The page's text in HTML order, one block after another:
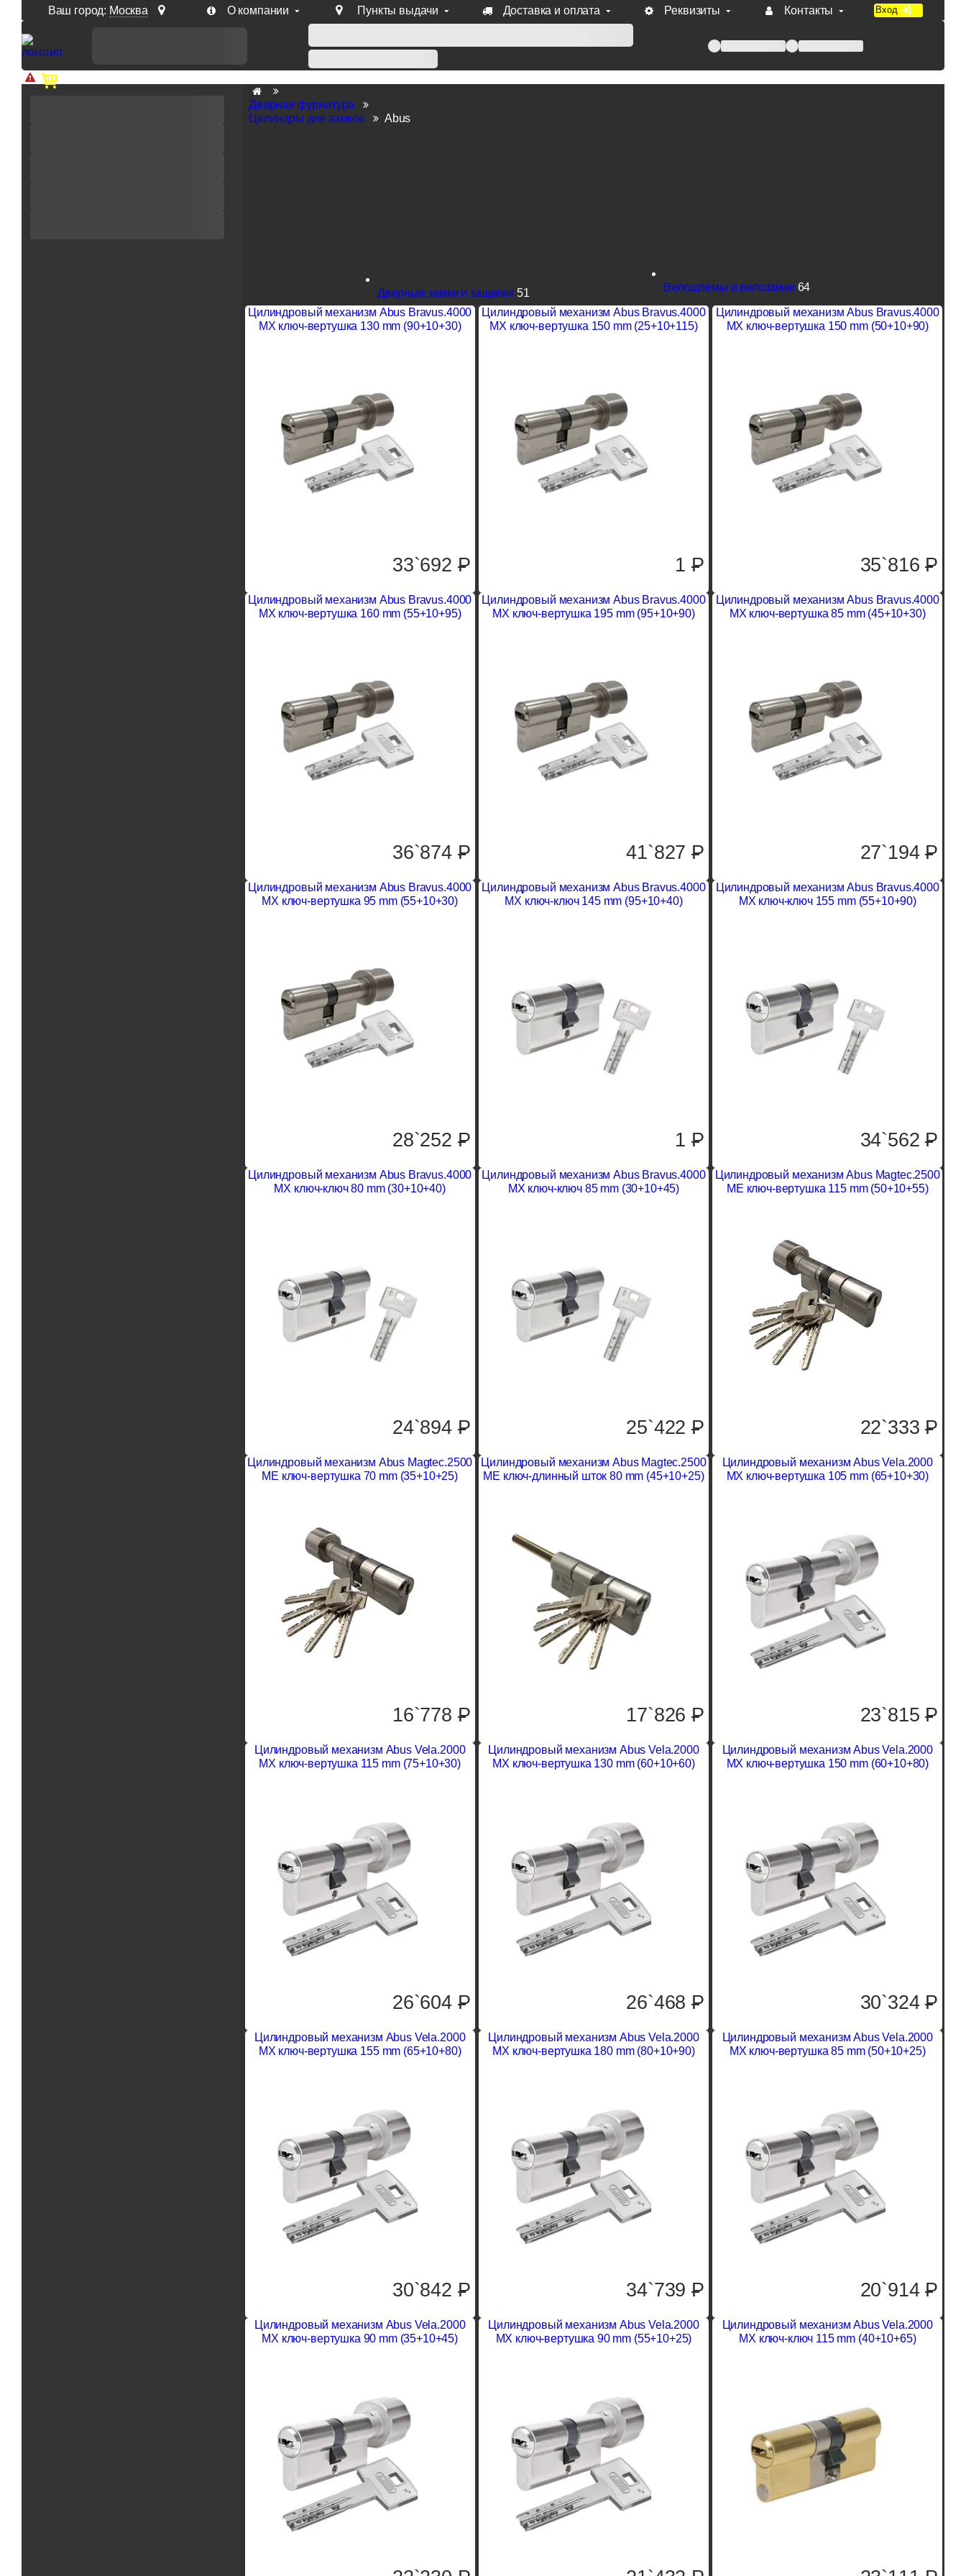
Ваш город: Москва О компании Пункты выдачи Доставка и оплата Реквизиты Контакты Вход
Доп. скидка от цен на сайте 7% при заказе от 50 тыс. руб продукции Venezia, Fratelli, Tupai, Extreza, Melodia, Forme при оплате по счету.
Дверная фурнитура
Цилиндры для замков
Abus
Дверные замки и защелки 51 Велошлемы и велозамки 64
Цилиндровый механизм Abus Bravus.4000
MX ключ-вертушка 130 mm (90+10+30)
33`692 P
Цилиндровый механизм Abus Bravus.4000
MX ключ-вертушка 150 mm (25+10+115)
1P
Цилиндровый механизм Abus Bravus.4000
MX ключ-вертушка 150 mm (50+10+90)
35`816P
Цилиндровый механизм Abus Bravus.4000
MX ключ-вертушка 160 mm (55+10+95)
36`874 P
Цилиндровый механизм Abus Bravus.4000
MX ключ-вертушка 195 mm (95+10+90)
41`827P
Цилиндровый механизм Abus Bravus.4000
MX ключ-вертушка 85 mm (45+10+30)
27`194P
Цилиндровый механизм Abus Bravus.4000
MX ключ-вертушка 95 mm (55+10+30)
28`252 P
Цилиндровый механизм Abus Bravus.4000
MX ключ-ключ 145 mm (95+10+40)
1P
Цилиндровый механизм Abus Bravus.4000
MX ключ-ключ 155 mm (55+10+90)
34`562P
Цилиндровый механизм Abus Bravus.4000
MX ключ-ключ 80 mm (30+10+40)
24`894 P
Цилиндровый механизм Abus Bravus.4000
MX ключ-ключ 85 mm (30+10+45)
25`422P
Цилиндровый механизм Abus Magtec.2500
ME ключ-вертушка 115 mm (50+10+55)
22`333P
Цилиндровый механизм Abus Magtec.2500
ME ключ-вертушка 70 mm (35+10+25)
16`778 P
Цилиндровый механизм Abus Magtec.2500
ME ключ-длинный шток 80 mm (45+10+25)
17`826P
Цилиндровый механизм Abus Vela.2000
MX ключ-вертушка 105 mm (65+10+30)
23`815P
Цилиндровый механизм Abus Vela.2000
MX ключ-вертушка 115 mm (75+10+30)
26`604 P
Цилиндровый механизм Abus Vela.2000
MX ключ-вертушка 130 mm (60+10+60)
26`468P
Цилиндровый механизм Abus Vela.2000
MX ключ-вертушка 150 mm (60+10+80)
30`324P
Цилиндровый механизм Abus Vela.2000
MX ключ-вертушка 155 mm (65+10+80)
30`842 P
Цилиндровый механизм Abus Vela.2000
MX ключ-вертушка 180 mm (80+10+90)
34`739P
Цилиндровый механизм Abus Vela.2000
MX ключ-вертушка 85 mm (50+10+25)
20`914P
Цилиндровый механизм Abus Vela.2000
MX ключ-вертушка 90 mm (35+10+45)
Цилиндровый механизм Abus Vela.2000
MX ключ-вертушка 90 mm (55+10+25)
Цилиндровый механизм Abus Vela.2000
MX ключ-ключ 115 mm (40+10+65)